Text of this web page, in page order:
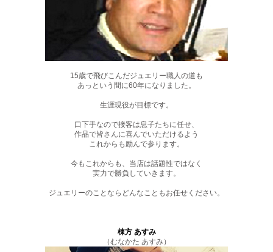
15歳で飛びこんだジュエリー職人の道も
あっという間に60年になりました。
生涯現役が目標です。
口下手なので接客は息子たちに任せ、
作品で皆さんに喜んでいただけるよう
これからも励んで参ります。
今もこれからも、当店は話題性ではなく
実力で勝負していきます。
ジュエリーのことならどんなこともお任せください。
棟方 あすみ
（むなかた あすみ）